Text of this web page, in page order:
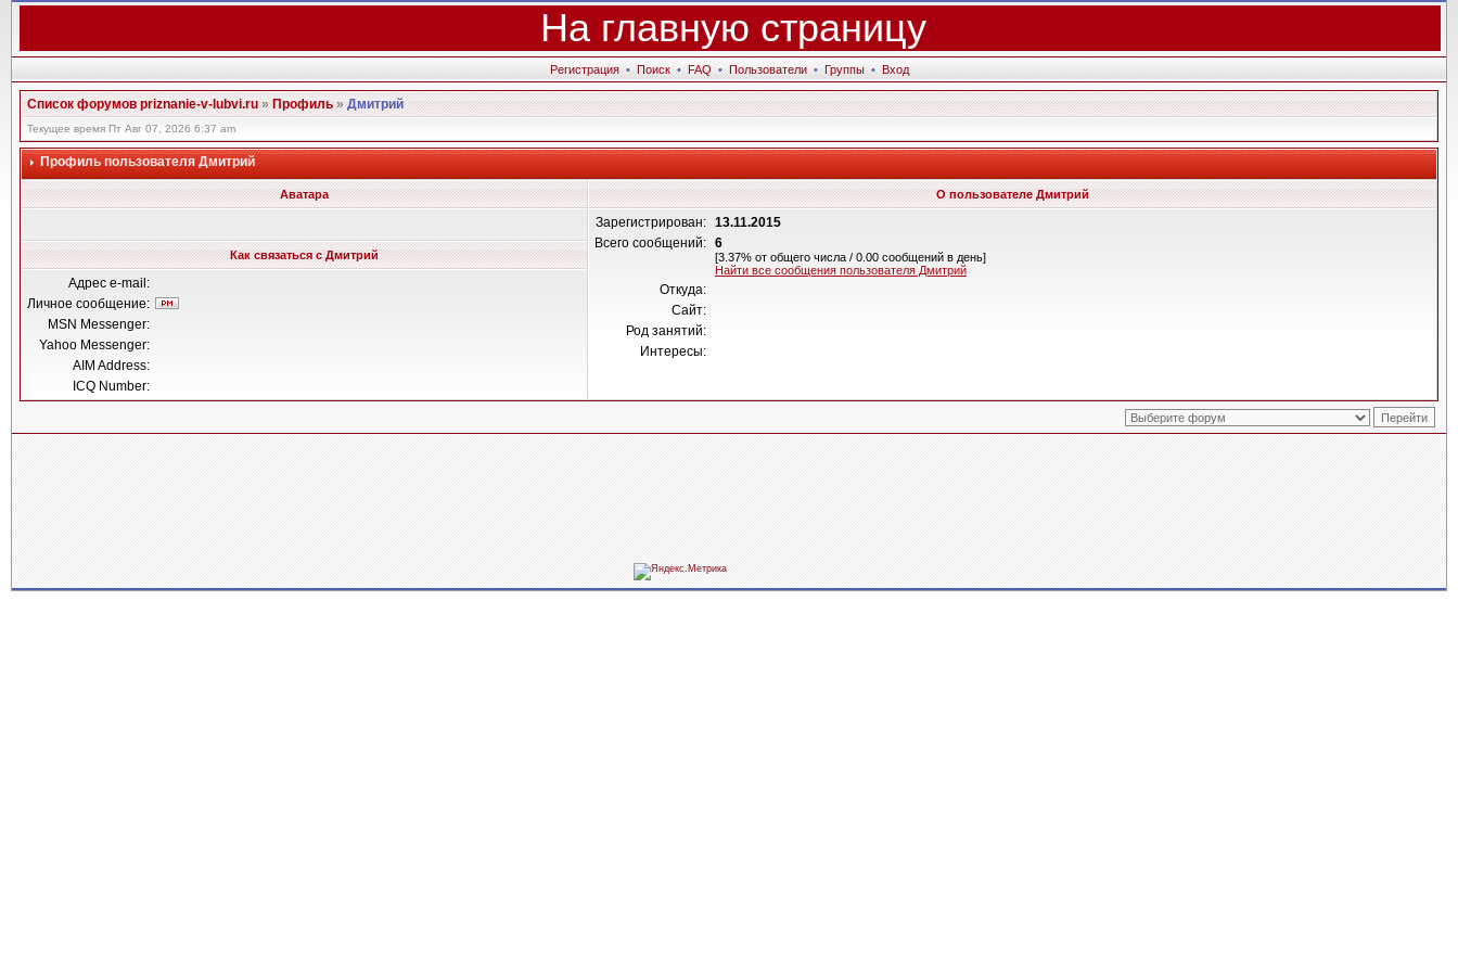
На главную страницу
Регистрация • Поиск • FAQ • Пользователи • Группы • Вход
Список форумов priznanie-v-lubvi.ru»Профиль»Дмитрий
Текущее время Пт Авг 07, 2026 6:37 am
Профиль пользователя Дмитрий
Аватара О пользователе Дмитрий
Зарегистрирован: 13.11.2015
Всего сообщений: 6
[3.37% от общего числа / 0.00 сообщений в день]
Найти все сообщения пользователя Дмитрий
Откуда:
Сайт:
Род занятий:
Интересы:
Как связаться с Дмитрий
Адрес e-mail:
Личное сообщение:
MSN Messenger:
Yahoo Messenger:
AIM Address:
ICQ Number: